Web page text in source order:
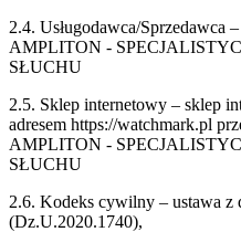
2.4. Usługodawca/
AMPLITON -
SŁUCHU
2.5. Sklep internetowy – sklep
adresem https://watchmark.pl
AMPLITON -
SŁUCHU
2.6. Kodeks cywilny – ustawa z
(Dz.U.2020.1740),